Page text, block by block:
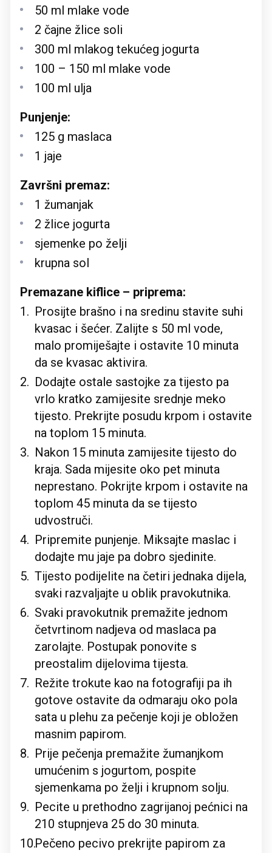
50 ml mlake vode
2 čajne žlice soli
300 ml mlakog tekućeg jogurta
100 – 150 ml mlake vode
100 ml ulja
Punjenje:
125 g maslaca
1 jaje
Završni premaz:
1 žumanjak
2 žlice jogurta
sjemenke po želji
krupna sol
Premazane kiflice – priprema:
Prosijte brašno i na sredinu stavite suhi
kvasac i šećer. Zalijte s 50 ml vode,
malo promiješajte i ostavite 10 minuta
da se kvasac aktivira.
Dodajte ostale sastojke za tijesto pa
vrlo kratko zamijesite srednje meko
tijesto. Prekrijte posudu krpom i ostavite
na toplom 15 minuta.
Nakon 15 minuta zamijesite tijesto do
kraja. Sada mijesite oko pet minuta
neprestano. Pokrijte krpom i ostavite na
toplom 45 minuta da se tijesto
udvostruči.
Pripremite punjenje. Miksajte maslac i
dodajte mu jaje pa dobro sjedinite.
Tijesto podijelite na četiri jednaka dijela,
svaki razvaljajte u oblik pravokutnika.
Svaki pravokutnik premažite jednom
četvrtinom nadjeva od maslaca pa
zarolajte. Postupak ponovite s
preostalim dijelovima tijesta.
Režite trokute kao na fotografiji pa ih
gotove ostavite da odmaraju oko pola
sata u plehu za pečenje koji je obložen
masnim papirom.
Prije pečenja premažite žumanjkom
umućenim s jogurtom, pospite
sjemenkama po želji i krupnom solju.
Pecite u prethodno zagrijanoj pećnici na
210 stupnjeva 25 do 30 minuta.
Pečeno pecivo prekrijte papirom za